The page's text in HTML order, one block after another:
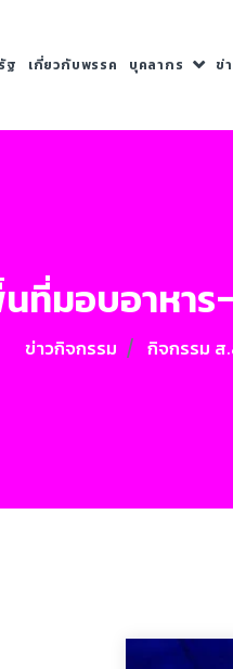
ฐ เกี่ยวกับพรรค บุคลากร ข่
มอบอาหาร
ข่าวกิจกรรม กิจกรรม ส